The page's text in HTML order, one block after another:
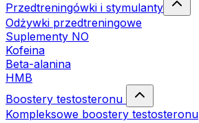
Przedtreningówki i stymulanty
Odżywki przedtreningowe
Suplementy NO
Kofeina
Beta-alanina
HMB
Boostery testosteronu
Kompleksowe boostery testosteronu